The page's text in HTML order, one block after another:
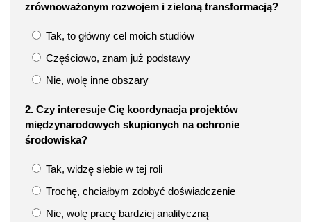
zrównoważonym rozwojem i zieloną transformacją?
Tak, to główny cel moich studiów
Częściowo, znam już podstawy
Nie, wolę inne obszary
2. Czy interesuje Cię koordynacja projektów
międzynarodowych skupionych na ochronie
środowiska?
Tak, widzę siebie w tej roli
Trochę, chciałbym zdobyć doświadczenie
Nie, wolę pracę bardziej analityczną